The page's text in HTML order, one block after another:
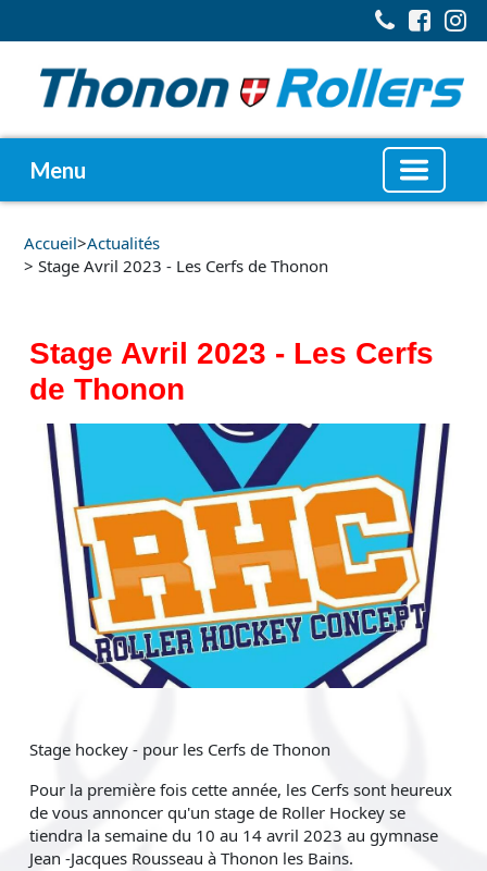
Menu
Accueil>Actualités
> Stage Avril 2023 - Les Cerfs de Thonon
Stage Avril 2023 - Les Cerfs
de Thonon
Stage hockey - pour les Cerfs de Thonon
Pour la première fois cette année, les Cerfs sont heureux
de vous annoncer qu'un stage de Roller Hockey se
tiendra la semaine du 10 au 14 avril 2023 au gymnase
Jean -Jacques Rousseau à Thonon les Bains.